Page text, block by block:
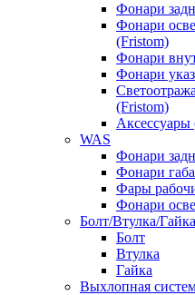
Фонари
Фонари
(Fristom)
Фонари
Фонари
(Fristom)
Аксессуары
WAS
Фонари
Фонари
Фары
Фонари
Болт/Втулка/Гайка
Болт
Втулка
Гайка
Выхлопная